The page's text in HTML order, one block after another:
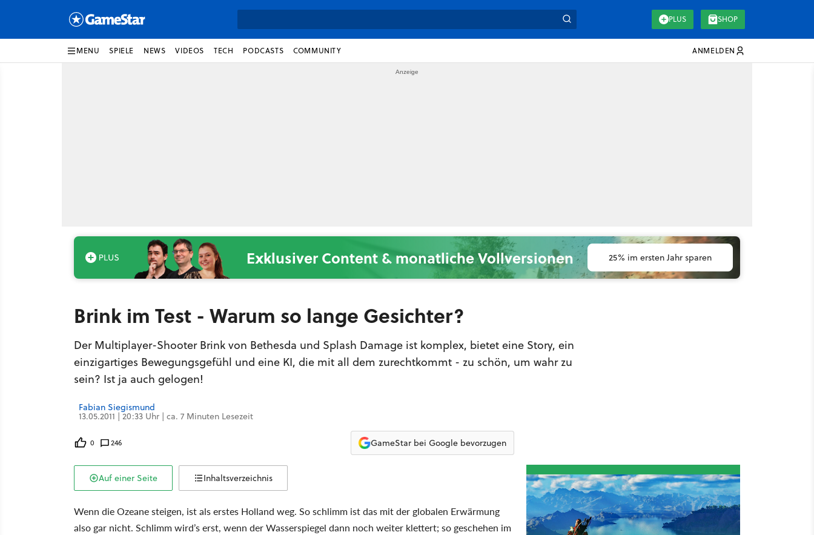
PLUS SHOP
MENU SPIELE NEWS VIDEOS TECH PODCASTS COMMUNITY ANMELDEN
Exklusiver Content & monatliche Vollversionen 25% im ersten Jahr sparen
Brink im Test - Warum so lange Gesichter?
Der Multiplayer-Shooter Brink von Bethesda und Splash Damage ist komplex, bietet eine Story, ein
einzigartiges Bewegungsgefühl und eine KI, die mit all dem zurechtkommt - zu schön, um wahr zu
sein? Ist ja auch gelogen!
Fabian Siegismund
13.05.2011 | 20:33 Uhr | ca. 7 Minuten Lesezeit
0 246 GameStar bei Google bevorzugen
Auf einer Seite Inhaltsverzeichnis
Wenn die Ozeane steigen, ist als erstes Holland weg. So schlimm ist das mit der globalen Erwärmung
also gar nicht. Schlimm wird’s erst, wenn der Wasserspiegel dann noch weiter klettert; so geschehen im